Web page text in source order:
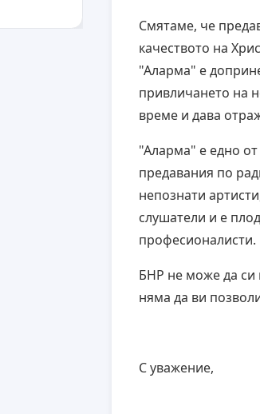
Смятаме, че
качеството на
"Аларма" е
привличането на
време и дава
"Аларма" е едно
предавания по
непознати
слушатели и е
професионалисти.
БНР не може да си
няма да ви
С уважение,